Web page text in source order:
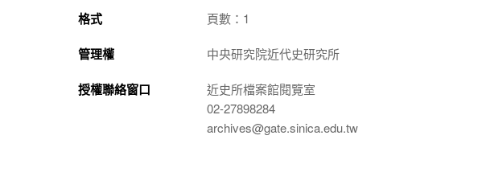
格式 頁數：1
管理權 中央研究院近代史研究所
授權聯絡窗口
近史所檔案館閱覽室
02-27898284
archives@gate.sinica.edu.tw